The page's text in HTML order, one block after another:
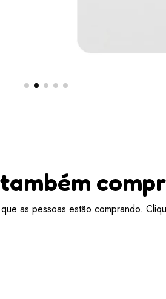
as pessoas estão comprando.